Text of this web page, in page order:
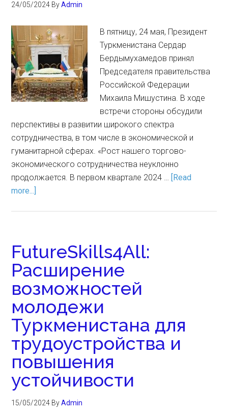
24/05/2024 ByAdmin
В пятницу, 24 мая, Президент
Туркменистана Сердар
Бердымухамедов принял
Председателя правительства
Российской Федерации
Михаила Мишустина. В ходе
встречи стороны обсудили
перспективы в развитии широкого спектра
сотрудничества, в том числе в экономической и
гуманитарной сферах. «Рост нашего торгово-
экономического сотрудничества неуклонно
продолжается. В первом квартале 2024 … [Read
more...]
FutureSkills4All:
Расширение
возможностей
молодежи
Туркменистана для
трудоустройства и
повышения
устойчивости
15/05/2024 ByAdmin